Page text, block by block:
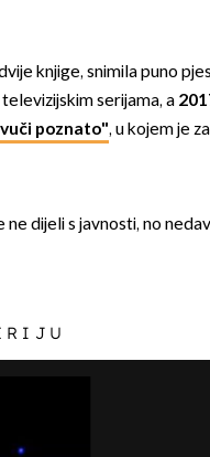
knjige, snimila puno
serijama, a
poznato", u kojem je
dijeli s javnosti, no